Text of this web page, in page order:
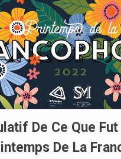
De Ce Que
De La